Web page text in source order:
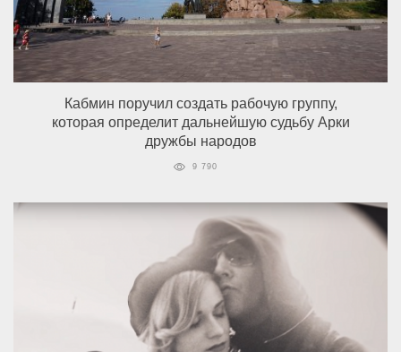
Кабмин поручил создать рабочую группу,
которая определит дальнейшую судьбу Арки
дружбы народов
9 790